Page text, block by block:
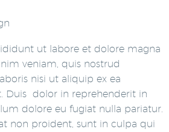
ut labore et dolore magna
veniam, quis nostrud
nisi ut aliquip ex ea
Duis dolor in reprehenderit in
dolore eu fugiat nulla pariatur.
non proident, sunt in culpa qui